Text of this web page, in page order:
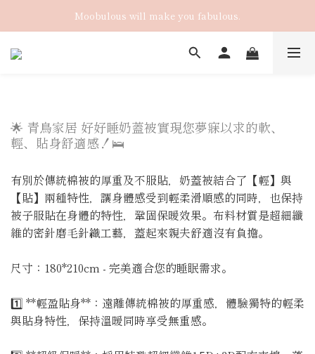
Moobulous will make you fabulous.
🌟 青鳥家居 好好睡奶蓋被實現您夢寐以求的軟、
輕、貼身舒適感！🛌
有別於傳統棉被的厚重及不服貼，奶蓋被結合了【輕】與
【貼】兩種特性，讓身體感受到輕柔滑順感的同時，也保持
被子服貼在身體的特性，鞏固保暖效果。布料材質是超細纖
維的密針磨毛針織工藝，蓋起來親夫舒適沒有負擔。
尺寸：180*210cm - 完美適合您的睡眠需求。
1️⃣ **輕盈貼身**：遠離傳統棉被的厚重感，體驗獨特的輕柔
與貼身特性，保持溫暖同時享受無重感。